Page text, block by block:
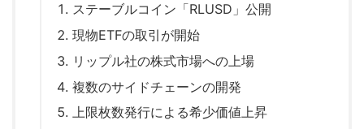
ステーブルコイン「RLUSD」公開
現物ETFの取引が開始
リップル社の株式市場への上場
複数のサイドチェーンの開発
上限枚数発行による希少価値上昇